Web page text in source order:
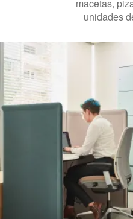
macetas,
unidades